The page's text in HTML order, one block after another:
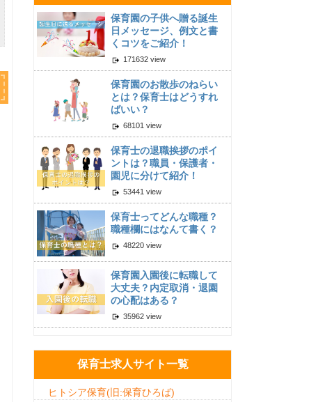
保育園の子供へ贈る誕生
日メッセージ、例文と書
くコツをご紹介！
171632 view
保育園のお散歩のねらい
とは？保育士はどうすれ
ばいい？
68101 view
保育士の退職挨拶のポイ
ントは？職員・保護者・
園児に分けて紹介！
53441 view
保育士ってどんな職種？
職種欄にはなんて書く？
48220 view
保育園入園後に転職して
大丈夫？内定取消・退園
の心配はある？
35962 view
保育士求人サイト一覧
ヒトシア保育(旧:保育ひろば)